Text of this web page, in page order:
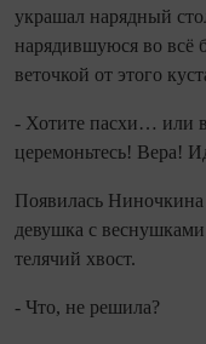
украшал нарядный
нарядившуюся во всё
веточкой от этого
- Хотите пасхи… или
церемоньтесь! Вера!
Появилась Ниночкина
девушка с
телячий хвост.
- Что, не решила?